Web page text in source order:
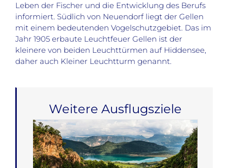
Leben der Fischer und die Entwicklung des Berufs
informiert. Südlich von Neuendorf liegt der Gellen
mit einem bedeutenden Vogelschutzgebiet. Das im
Jahr 1905 erbaute Leuchtfeuer Gellen ist der
kleinere von beiden Leuchttürmen auf Hiddensee,
daher auch Kleiner Leuchtturm genannt.
Weitere Ausflugsziele